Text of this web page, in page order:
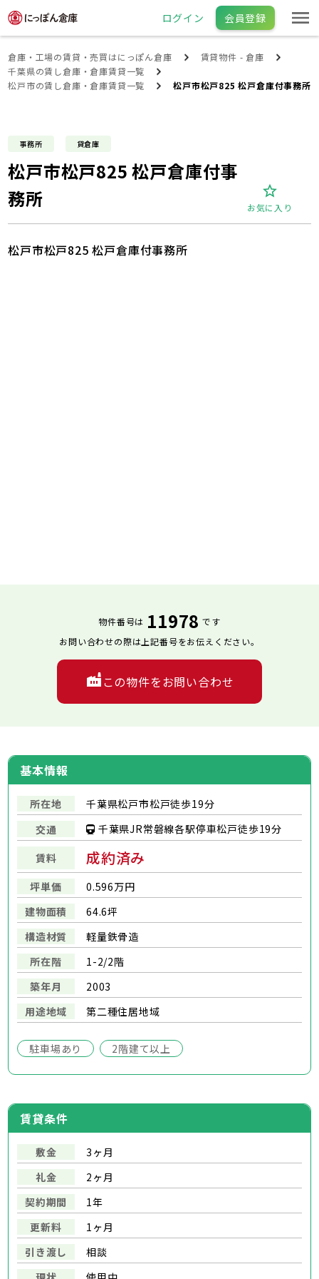
ログイン 会員登録
倉庫・工場の賃貸・売買はにっぽん倉庫
賃貸物件 - 倉庫
千葉県の賃し倉庫・倉庫賃貸一覧
松戸市の賃し倉庫・倉庫賃貸一覧
松戸市松戸825 松戸倉庫付事務所
事務所 貸倉庫
松戸市松戸825 松戸倉庫付事
務所
お気に入り
基本情報
所在地
千葉県松戸市松戸徒歩19分
交通
千葉県JR常磐線各駅停車松戸徒歩19分
賃料 成約済み
坪単価
0.596万円
建物面積
64.6坪
構造材質
軽量鉄骨造
所在階
1-2/2階
築年月
2003
用途地域
第二種住居地域
駐車場あり 2階建て以上
松戸市松戸825 松戸倉庫付事務所
物件番号は 11978 です
お問い合わせの際は上記番号をお伝えください。
この物件をお問い合わせ
賃貸条件
敷金
3ヶ月
礼金
2ヶ月
契約期間
1年
更新料
1ヶ月
引き渡し
相談